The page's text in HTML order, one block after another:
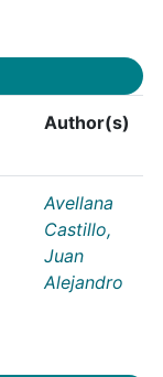
Author(s)
Avellana
Castillo,
Juan
Alejandro